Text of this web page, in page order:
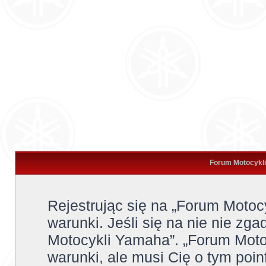
Forum
Rejestrując się na „Forum
warunki. Jeśli się na nie nie
Motocykli Yamaha”. „Forum
warunki, ale musi Cię o tym